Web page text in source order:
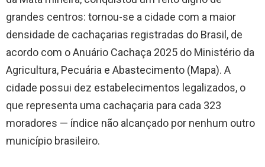
grandes centros: tornou-se a cidade com a maior
densidade de cachaçarias registradas do Brasil, de
acordo com o Anuário Cachaça 2025 do Ministério da
Agricultura, Pecuária e Abastecimento (Mapa). A
cidade possui dez estabelecimentos legalizados, o
que representa uma cachaçaria para cada 323
moradores — índice não alcançado por nenhum outro
município brasileiro.